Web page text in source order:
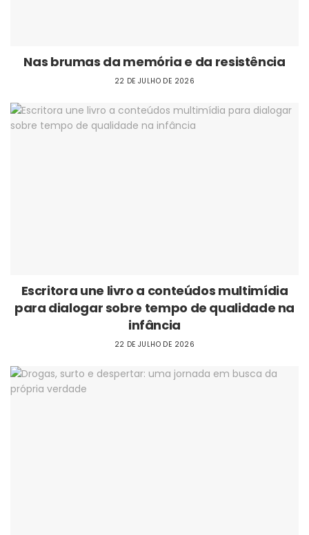
Nas brumas da memória e da resistência
22 DE JULHO DE 2026
Escritora une livro a conteúdos multimídia
para dialogar sobre tempo de qualidade na
infância
22 DE JULHO DE 2026